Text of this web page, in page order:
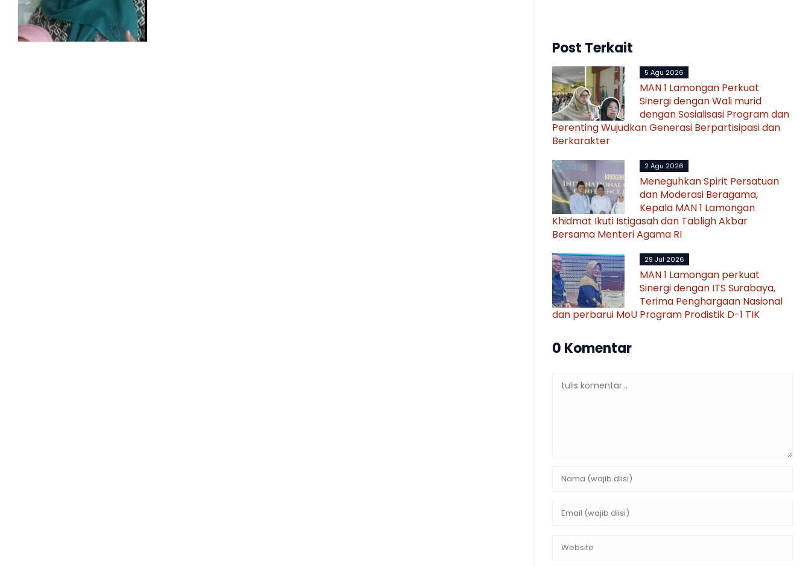
Post Terkait
5 Agu 2026
MAN 1 Lamongan Perkuat
Sinergi dengan Wali murid
dengan Sosialisasi Program dan
Perenting Wujudkan Generasi Berpartisipasi dan
Berkarakter
2 Agu 2026
Meneguhkan Spirit Persatuan
dan Moderasi Beragama,
Kepala MAN 1 Lamongan
Khidmat Ikuti Istigasah dan Tabligh Akbar
Bersama Menteri Agama RI
29 Jul 2026
MAN 1 Lamongan perkuat
Sinergi dengan ITS Surabaya,
Terima Penghargaan Nasional
dan perbarui MoU Program Prodistik D-1 TIK
0 Komentar